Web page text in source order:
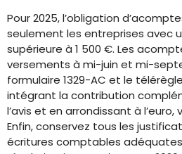
Pour 2025, l’obligation
seulement les entreprises avec
supérieure à 1 500 €. Les
versements à mi-juin et mi-
formulaire 1329-AC et le
intégrant la contribution
l’avis et en arrondissant à l’euro,
Enfin, conservez tous les
écritures comptables